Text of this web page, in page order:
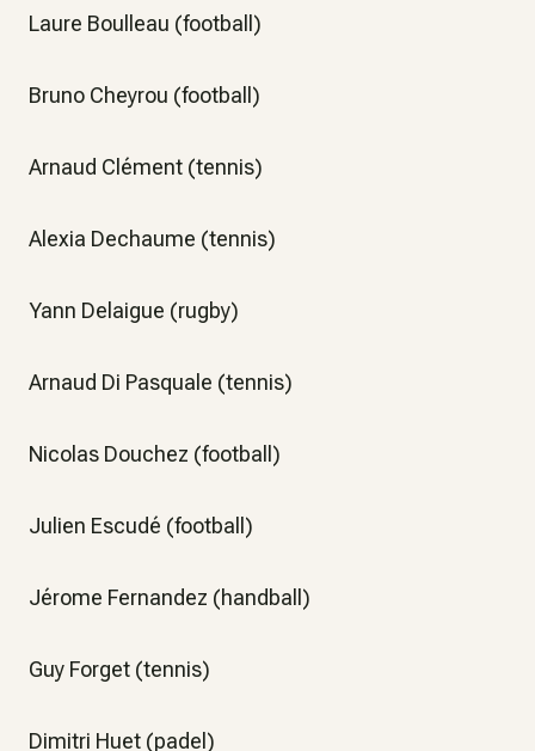
Laure Boulleau (football)
Bruno Cheyrou (football)
Arnaud Clément (tennis)
Alexia Dechaume (tennis)
Yann Delaigue (rugby)
Arnaud Di Pasquale (tennis)
Nicolas Douchez (football)
Julien Escudé (football)
Jérome Fernandez (handball)
Guy Forget (tennis)
Dimitri Huet (padel)